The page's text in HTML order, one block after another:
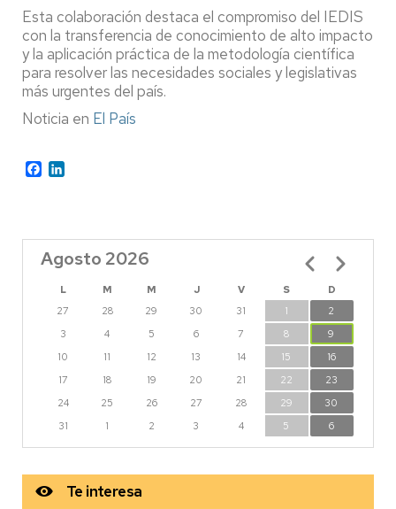
Esta colaboración destaca el compromiso del IEDIS
con la transferencia de conocimiento de alto impacto
y la aplicación práctica de la metodología científica
para resolver las necesidades sociales y legislativas
más urgentes del país.
Noticia en El País
Facebook
Agosto 2026
L M M J V S
D
27
28 29 30 31 1
2
3
4 5 6 7 8
9
10
11 12 13 14 15
16
17
18 19 20 21 22
23
24
25 26 27 28 29
30
31
1 2 3 4 5 6
Paginación
Te interesa